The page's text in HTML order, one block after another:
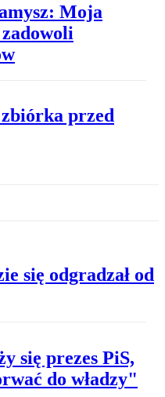
Moja
przed
się odgradzał od
się prezes PiS,
do władzy"